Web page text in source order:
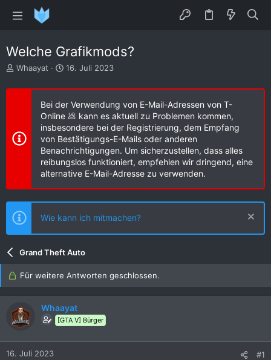
Welche Grafikmods?
E
s
l
e
Whaayat
E
s
e
l
t
a
m
16. Juli 2023
Bei der Verwendung von E-Mail-Adressen von T-
Online 💩 kann es aktuell zu Problemen kommen,
insbesondere bei der Registrierung, dem Empfang
von Bestätigungs-E-Mails oder anderen
Benachrichtigungen. Um sicherzustellen, dass alles
reibungslos funktioniert, empfehlen wir dringend, eine
alternative E-Mail-Adresse zu verwenden.
Wie kann ich mitmachen?
Grand Theft Auto
Für weitere Antworten geschlossen.
Whaayat
[GTA V] Bürger
16. Juli 2023 #1